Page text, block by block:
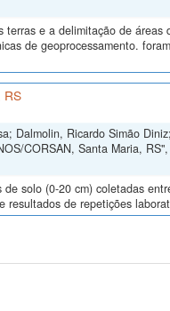
e a delimitação de áreas
de geoprocessamento.
RS
Dalmolin, Ricardo Simão
CORSAN, Santa Maria, RS",
solo (0-20 cm) coletadas
resultados de repetições